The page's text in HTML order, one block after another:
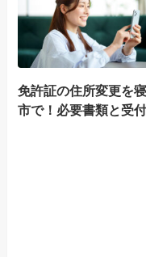
免許証の住所変更を寝
市で！必要書類と受